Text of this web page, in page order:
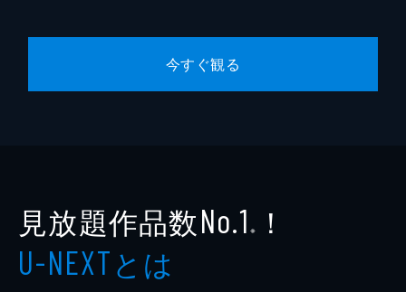
今すぐ観る
見放題作品数No.1 ※ ！
U-NEXTとは